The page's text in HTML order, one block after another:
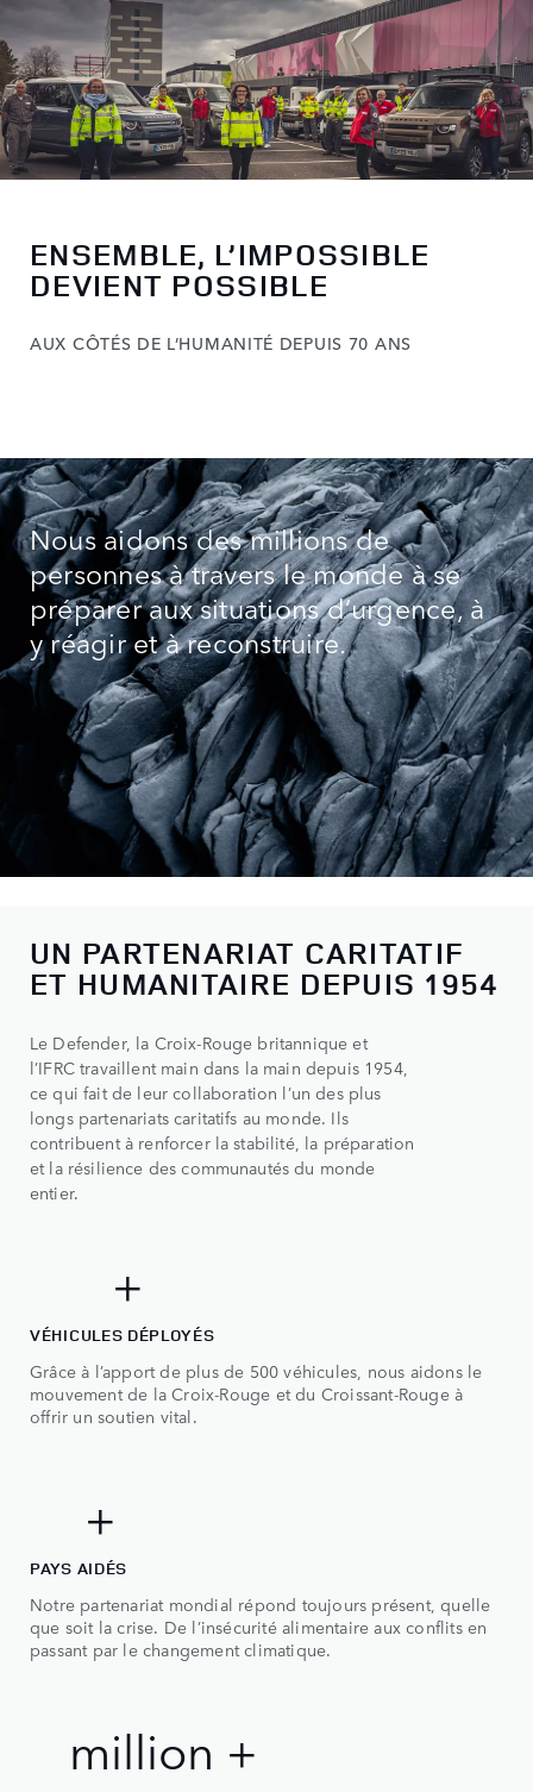
ENSEMBLE, L’IMPOSSIBLE
DEVIENT POSSIBLE
AUX CÔTÉS DE L’HUMANITÉ DEPUIS 70 ANS
Nous aidons des millions de
personnes à travers le monde à se
préparer aux situations d’urgence, à
y réagir et à reconstruire.
UN PARTENARIAT CARITATIF
ET HUMANITAIRE DEPUIS 1954
Le Defender, la Croix-Rouge britannique et
l’IFRC travaillent main dans la main depuis 1954,
ce qui fait de leur collaboration l’un des plus
longs partenariats caritatifs au monde. Ils
contribuent à renforcer la stabilité, la préparation
et la résilience des communautés du monde
entier.
0
1
2
3
4
+
500+
VÉHICULES DÉPLOYÉS
Grâce à l’apport de plus de 500 véhicules, nous aidons le
mouvement de la Croix-Rouge et du Croissant-Rouge à
offrir un soutien vital.
2
3
4
+
50+
PAYS AIDÉS
Notre partenariat mondial répond toujours présent, quelle
que soit la crise. De l’insécurité alimentaire aux conflits en
passant par le changement climatique.
0
1
million +
2 million +
0
1